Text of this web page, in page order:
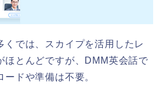
くでは、スカイプを活用したレ
ほとんどですが、DMM英会話で
ドや準備は不要。